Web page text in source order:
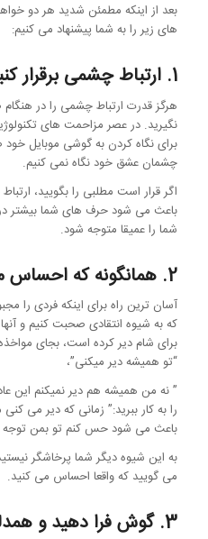
بعد از اینکه مطمئن شدید هر دو
های زیر را به شما پیشنهاد می کنیم:
1. ارتباط چشمی برقرار کنید.
هرگز قدرت ارتباط چشمی را در
نگیرید. در عصر مزاحمت های
برای نگاه کردن به گوشی موبایل خود
چشمان عشق خود نگاه نمی کنیم.
اگر قرار است مطلبی را بگویید،
باعث می شود حرف های شما بیشتر
شما را عمیقا متوجه شود.
2. همانگونه که احساس می کنید، صحبت کنید.
آسان ترین راه برای اینکه فردی را
که به شیوه انتقادی صحبت کنیم و
برای شام دیر کرده است، بجای
“تو همیشه دیر میکنی”،
” نه من همیشه هم دیر نمیکنم این
را به کار ببرید:” زمانی که دیر می
باعث می شود حس کنم تو بمن توجه
به این شیوه دیگر شما پرخاشگر
می گویید که واقعا احساس می کنید.
3. گوش فرا دهید و همدلی ایجاد کنید.